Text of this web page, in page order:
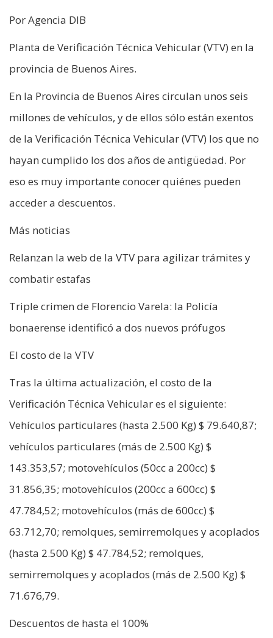
Por Agencia DIB
Planta de Verificación Técnica Vehicular (VTV) en la
provincia de Buenos Aires.
En la Provincia de Buenos Aires circulan unos seis
millones de vehículos, y de ellos sólo están exentos
de la Verificación Técnica Vehicular (VTV) los que no
hayan cumplido los dos años de antigüedad. Por
eso es muy importante conocer quiénes pueden
acceder a descuentos.
Más noticias
Relanzan la web de la VTV para agilizar trámites y
combatir estafas
Triple crimen de Florencio Varela: la Policía
bonaerense identificó a dos nuevos prófugos
El costo de la VTV
Tras la última actualización, el costo de la
Verificación Técnica Vehicular es el siguiente:
Vehículos particulares (hasta 2.500 Kg) $ 79.640,87;
vehículos particulares (más de 2.500 Kg) $
143.353,57; motovehículos (50cc a 200cc) $
31.856,35; motovehículos (200cc a 600cc) $
47.784,52; motovehículos (más de 600cc) $
63.712,70; remolques, semirremolques y acoplados
(hasta 2.500 Kg) $ 47.784,52; remolques,
semirremolques y acoplados (más de 2.500 Kg) $
71.676,79.
Descuentos de hasta el 100%